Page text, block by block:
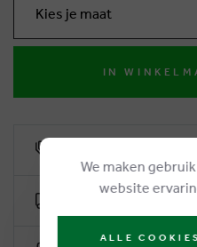
Kies je maat
IN
Gratis levering vanaf
We maken
website
ALLE